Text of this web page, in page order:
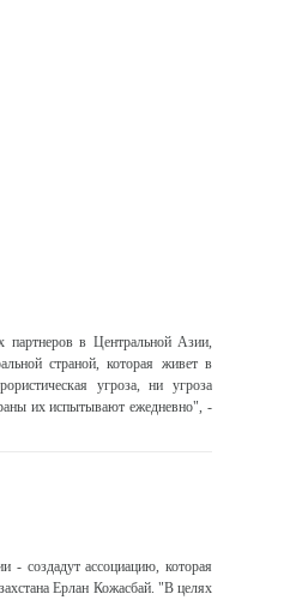
партнеров в Центральной Азии,
страной, которая живет в
угроза, ни угроза
их испытывают ежедневно", -
- создадут ассоциацию, которая
Ерлан Кожасбай. "В целях